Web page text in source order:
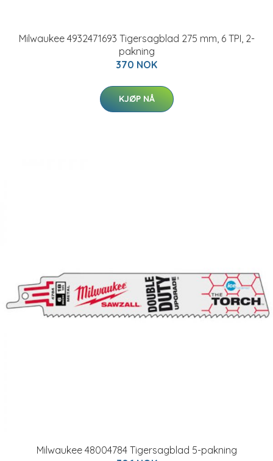
Milwaukee 4932471693 Tigersagblad 275 mm, 6 TPI, 2-
pakning
370 NOK
KJØP NÅ
Milwaukee 48004784 Tigersagblad 5-pakning